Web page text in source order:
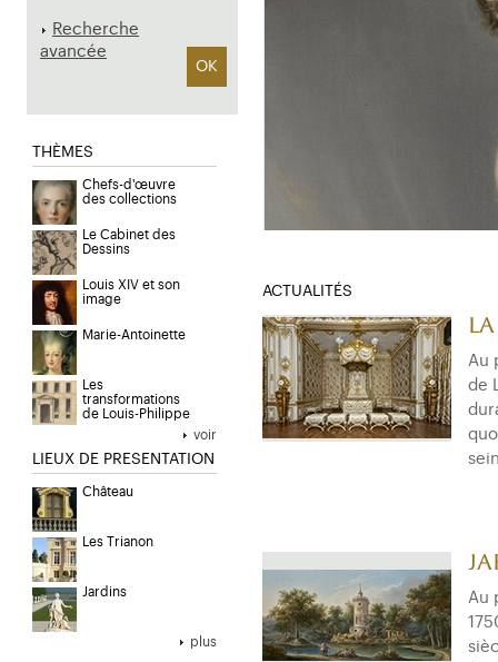
Recherche
avancée
OK
THÈMES
Chefs-d'œuvre
des collections
Le Cabinet des
Dessins
Louis XIV et son
image
Marie-Antoinette
Les
transformations
de Louis-Philippe
voir
LIEUX DE PRESENTATION
Château
Les Trianon
Jardins
plus
ACTUALITÉS
Au
de
Au